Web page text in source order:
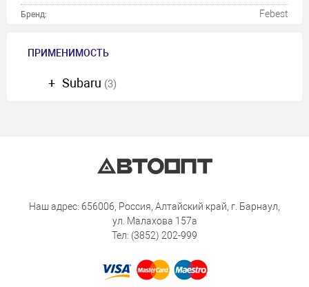
Бренд: Febest
ПРИМЕНИМОСТЬ
Subaru (3)
Наш адрес: 656006, Россия, Алтайский край, г. Барнаул,
ул. Малахова 157а
Тел: (3852) 202-999